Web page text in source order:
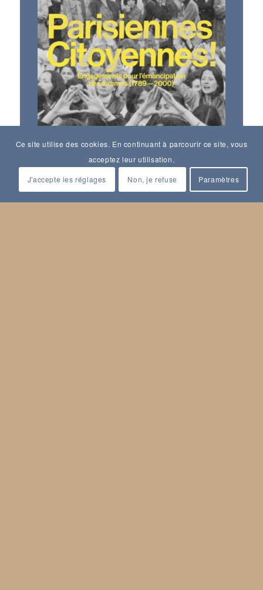
Ce site utilise des cookies. En continuant à parcourir ce site, vous
acceptez leur utilisation.
J'accepte les réglages Non, je refuse Paramètres